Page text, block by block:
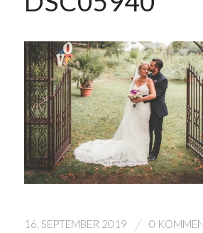
16. SEPTEMBER 2019 / 0